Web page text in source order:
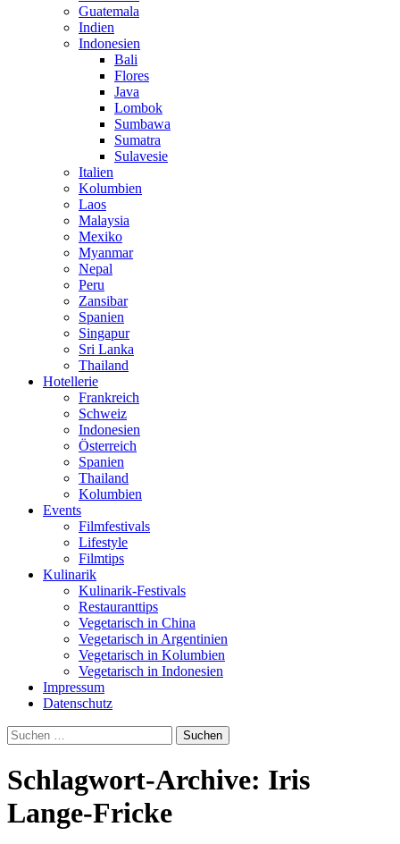
Guatemala
Indien
Indonesien
Bali
Flores
Java
Lombok
Sumbawa
Sumatra
Sulavesie
Italien
Kolumbien
Laos
Malaysia
Mexiko
Myanmar
Nepal
Peru
Zansibar
Spanien
Singapur
Sri Lanka
Thailand
Hotellerie
Frankreich
Schweiz
Indonesien
Österreich
Spanien
Thailand
Kolumbien
Events
Filmfestivals
Lifestyle
Filmtips
Kulinarik
Kulinarik-Festivals
Restauranttips
Vegetarisch in China
Vegetarisch in Argentinien
Vegetarisch in Kolumbien
Vegetarisch in Indonesien
Impressum
Datenschutz
Suchen
nach:
Schlagwort-Archive: Iris
Lange-Fricke